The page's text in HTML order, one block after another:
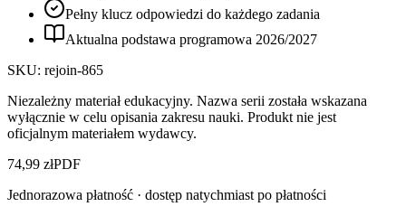
Pełny klucz odpowiedzi do każdego zadania
Aktualna podstawa programowa 2026/2027
SKU: rejoin-865
Niezależny materiał edukacyjny. Nazwa serii została wskazana
wyłącznie w celu opisania zakresu nauki. Produkt nie jest
oficjalnym materiałem wydawcy.
74,99 złPDF
Jednorazowa płatność · dostęp natychmiast po płatności